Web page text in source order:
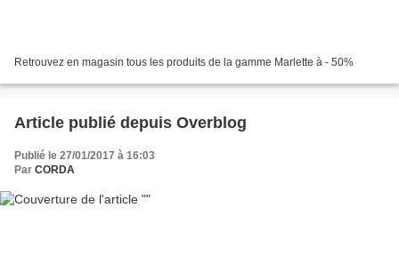
Retrouvez en magasin tous les produits de la gamme Marlette à - 50%
Article publié depuis Overblog
Publié le 27/01/2017 à 16:03
Par CORDA